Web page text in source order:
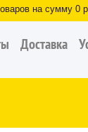
на сумму 0
Доставка